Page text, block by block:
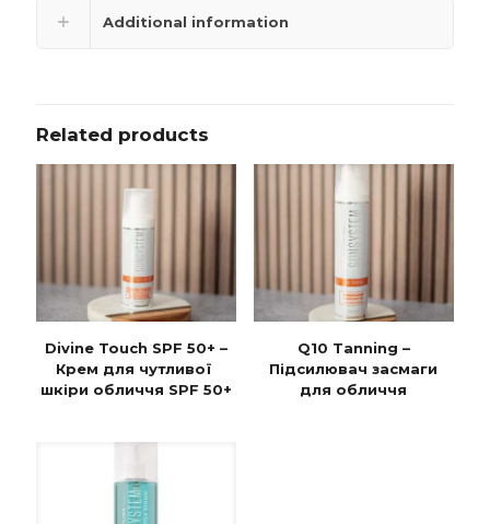
Additional information
Related products
Divine Touch SPF 50+ –
Крем для чутливої ​​
шкіри обличчя SPF 50+
Q10 Tanning –
Підсилювач засмаги
для обличчя